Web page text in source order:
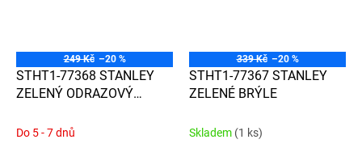
249 Kč –20 %
STHT1-77368 STANLEY
ZELENÝ ODRAZOVÝ
Do 5 - 7 dnů
339 Kč –20 %
STHT1-77367 STANLEY
ZELENÉ BRÝLE
Skladem (1 ks)